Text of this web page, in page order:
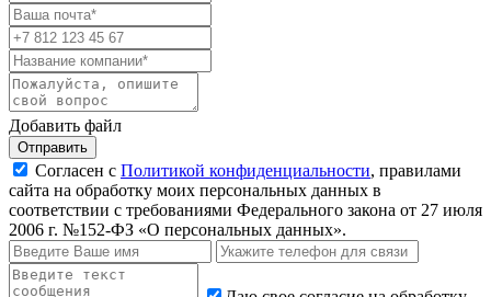
Добавить файл
Отправить
Согласен с Политикой конфиденциальности, правилами
сайта на обработку моих персональных данных в
соответствии с требованиями Федерального закона от 27 июля
2006 г. №152-ФЗ «О персональных данных».